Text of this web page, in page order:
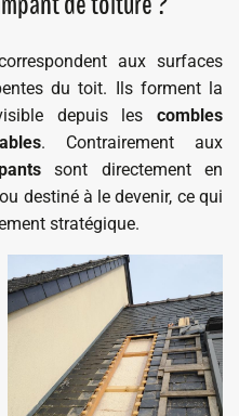
aux surfaces
du toit. Ils forment la
depuis les combles
. Contrairement aux
sont directement en
destiné à le devenir, ce qui
stratégique.